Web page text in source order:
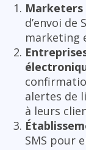
Marketers
d’envoi de
marketing
alertes de
à leurs
SMS pour